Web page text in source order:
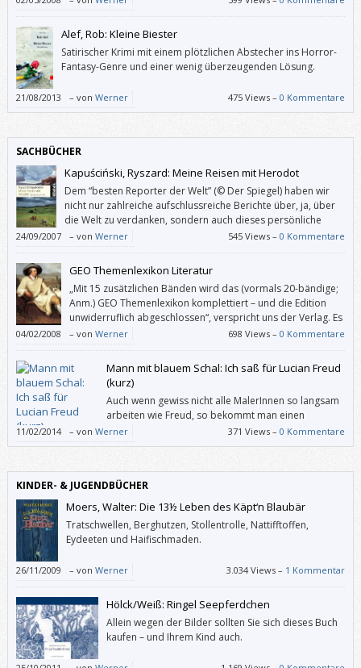
ertappt, Absätze zu überfliegen, und schließlich wurde mir sogar leicht
langweilig. Alef, Rob: Kleine Biester
Satirischer Krimi mit einem plötzlichen Abstecher ins Horror-
Fantasy-Genre und einer wenig überzeugenden Lösung.
21/08/2013 – von Werner 475 Views –0 Kommentare
SACHBÜCHER
Kapuściński, Ryszard: Meine Reisen mit Herodot
Dem “besten Reporter der Welt” (© Der Spiegel) haben wir
nicht nur zahlreiche aufschlussreiche Berichte über, ja, über
die Welt zu verdanken, sondern auch dieses persönliche
Buch.
24/09/2007 – von Werner 545 Views –0 Kommentare
GEO Themenlexikon Literatur
„Mit 15 zusätzlichen Bänden wird das (vormals 20-bändige;
Anm.) GEO Themenlexikon komplettiert – und die Edition
unwiderruflich abgeschlossen“, verspricht uns der Verlag. Es
verhält sich also nicht so, dass dem Vollständigkeitswahn
Verfallene irgendwann die Bände 70 bis 85 auch noch haben werden
müssen.
04/02/2008 – von Werner 698 Views –0 Kommentare
Mann mit blauem Schal: Ich saß für Lucian Freud
(kurz)
Auch wenn gewiss nicht alle MalerInnen so langsam
arbeiten wie Freud, so bekommt man einen
Eindruck davon, was alles hinter einem einzelnen
Pinselstrich liegen kann (und dass es Freud bestimmt nicht darauf
11/02/2014 – von Werner 371 Views –0 Kommentare
KINDER- & JUGENDBÜCHER
Moers, Walter: Die 13½ Leben des Käpt‘n Blaubär
Tratschwellen, Berghutzen, Stollentrolle, Nattifftoffen,
Eydeeten und Haifischmaden.
26/11/2009 – von Werner 3.034 Views – 1 Kommentar
Hölck/Weiß: Ringel Seepferdchen
Allein wegen der Bilder sollten Sie sich dieses Buch
kaufen – und Ihrem Kind auch.